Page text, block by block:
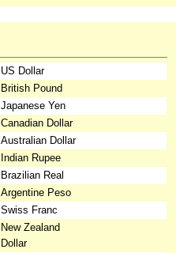
US Dollar
British Pound
Japanese Yen
Canadian Dollar
Australian Dollar
Indian Rupee
Brazilian Real
Argentine Peso
Swiss Franc
New Zealand
Dollar